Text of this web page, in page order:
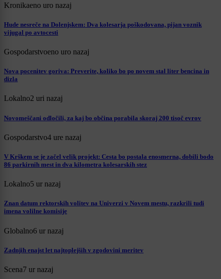
Kronikaeno uro nazaj
Hude nesreče na Dolenjskem: Dva kolesarja poškodovana, pijan voznik
vijugal po avtocesti
Gospodarstvoeno uro nazaj
Nova pocenitev goriva: Preverite, koliko bo po novem stal liter bencina in
dizla
Lokalno2 uri nazaj
Novomeščani odločili, za kaj bo občina porabila skoraj 200 tisoč evrov
Gospodarstvo4 ure nazaj
V Krškem se je začel velik projekt: Cesta bo postala enosmerna, dobili bodo
86 parkirnih mest in dva kilometra kolesarskih stez
Lokalno5 ur nazaj
Znan datum rektorskih volitev na Univerzi v Novem mestu, razkrili tudi
imena volilne komisije
Globalno6 ur nazaj
Zadnjih enajst let najtoplejših v zgodovini meritev
Scena7 ur nazaj